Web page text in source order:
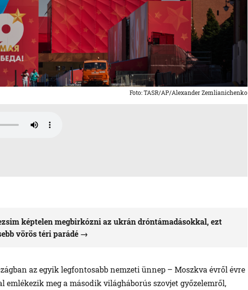
Foto: TASR/AP/Alexander Zemlianichenko
képtelen megbirkózni az ukrán dróntámadásokkal, ezt
vörös téri parádé
az egyik legfontosabb nemzeti ünnep – Moszkva évről évre
emlékezik meg a második világháborús szovjet győzelemről,